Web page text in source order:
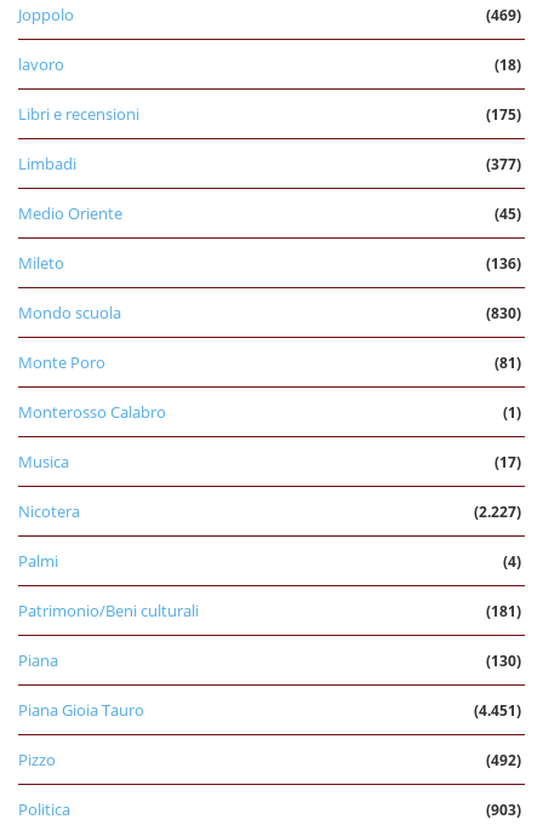
Joppolo (469)
lavoro (18)
Libri e recensioni (175)
Limbadi (377)
Medio Oriente (45)
Mileto (136)
Mondo scuola (830)
Monte Poro (81)
Monterosso Calabro (1)
Musica (17)
Nicotera (2.227)
Palmi (4)
Patrimonio/Beni culturali (181)
Piana (130)
Piana Gioia Tauro (4.451)
Pizzo (492)
Politica (903)